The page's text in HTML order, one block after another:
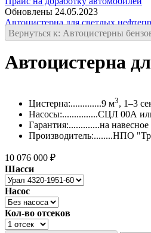
Обновлены 24.05.2023
Автоцистерна для светлых
Вернуться к: Автоцистерны
Автоцистерна
Цистерна:.............9 м3, 1–3
Насосы:...............СЦЛ 00А
Гарантия:.............на
Производитель:........НПО
10 076 000 ₽
Шасси
Насос
Кол-во отсеков